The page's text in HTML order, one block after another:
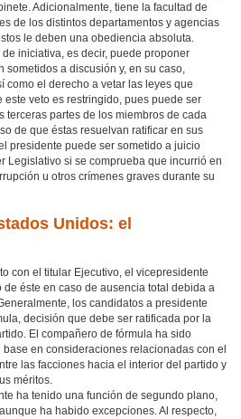
Adicionalmente, tiene la facultad de
de los distintos departamentos y agencias
le deben una obediencia absoluta.
iniciativa, es decir, puede proponer
sometidos a discusión y, en su caso,
como el derecho a vetar las leyes que
veto es restringido, pues puede ser
terceras partes de los miembros de cada
de que éstas resuelvan ratificar en sus
presidente puede ser sometido a juicio
Legislativo si se comprueba que incurrió en
u otros crímenes graves durante su
Unidos: el
con el titular Ejecutivo, el vicepresidente
éste en caso de ausencia total debida a
los candidatos a presidente
decisión que debe ser ratificada por la
El compañero de fórmula ha sido
en consideraciones relacionadas con el
las facciones hacia el interior del partido y
méritos.
ha tenido una función de segundo plano,
ha habido excepciones. Al respecto,